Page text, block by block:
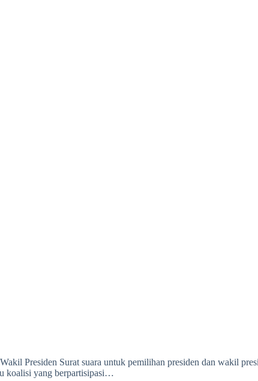
Presiden Surat suara untuk pemilihan presiden dan wakil
koalisi yang berpartisipasi…